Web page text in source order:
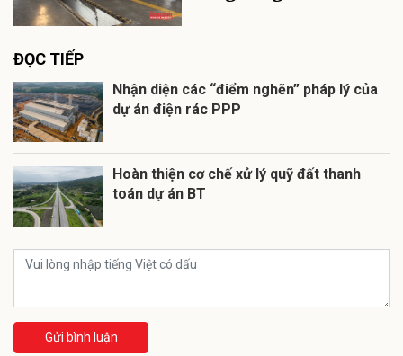
ĐỌC TIẾP
Nhận diện các “điểm nghẽn” pháp lý của
dự án điện rác PPP
Hoàn thiện cơ chế xử lý quỹ đất thanh
toán dự án BT
Gửi bình luận